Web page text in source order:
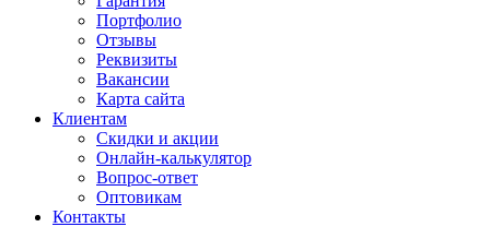
Портфолио
Отзывы
Реквизиты
Вакансии
Карта сайта
Клиентам
Скидки и акции
Онлайн-калькулятор
Вопрос-ответ
Оптовикам
Контакты